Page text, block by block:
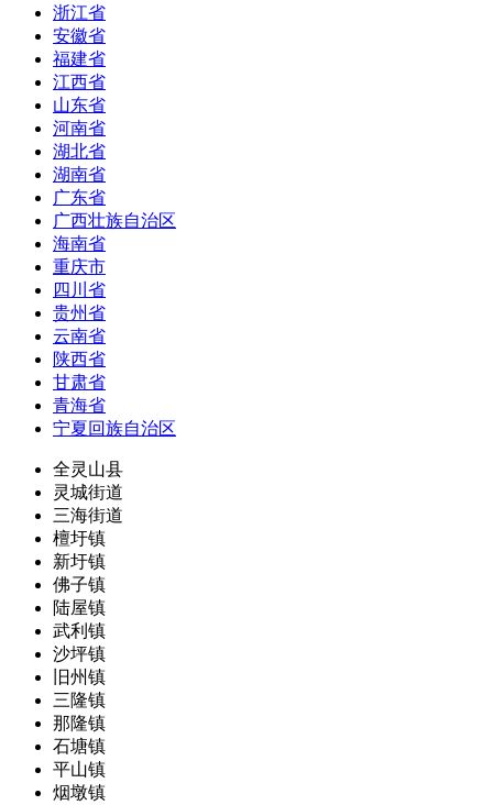
浙江省
安徽省
福建省
江西省
山东省
河南省
湖北省
湖南省
广东省
广西壮族自治区
海南省
重庆市
四川省
贵州省
云南省
陕西省
甘肃省
青海省
宁夏回族自治区
全灵山县
灵城街道
三海街道
檀圩镇
新圩镇
佛子镇
陆屋镇
武利镇
沙坪镇
旧州镇
三隆镇
那隆镇
石塘镇
平山镇
烟墩镇